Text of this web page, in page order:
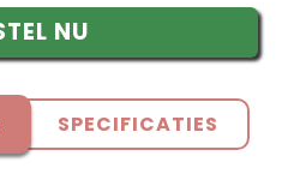
NU
SPECIFICATIES